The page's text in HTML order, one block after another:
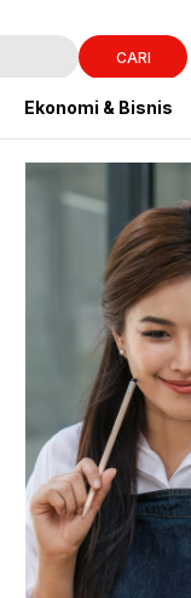
CARI
Ekonomi & Bisnis